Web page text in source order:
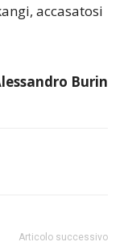
accasatosi
Burin
Articolo successivo